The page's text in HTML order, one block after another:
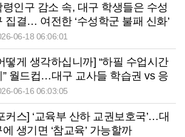
령인구 감소 속, 대구 학생들은 수성
집결… 여전한 ‘수성학군 불패 신화’
06-18 06:06:01
떻게 생각하십니까] “하필 수업시간
” 월드컵…대구 교사들 학습권 vs 응
고민
06-16 06:03:05
커스] ‘교육부 산하 교권보호국’…대
에 생기면 ‘참교육’ 가능할까